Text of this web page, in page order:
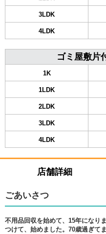
3LDK
4LDK
ゴミ屋敷片
1K
1LDK
2LDK
3LDK
4LDK
店舗詳細
ごあいさつ
不用品回収を始めて、15年になり
つけて、始めました。70歳過ぎて